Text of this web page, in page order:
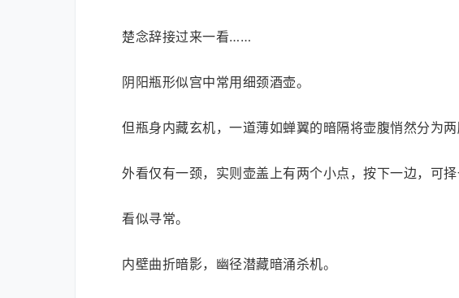
楚念辞接过来一看……
阴阳瓶形似宫中常用细颈酒壶。
但瓶身内藏玄机，一道薄如蝉翼的暗隔将壶腹悄然分为两
外看仅有一颈，实则壶盖上有两个小点，按下一边，可择
看似寻常。
内壁曲折暗影，幽径潜藏暗涌杀机。